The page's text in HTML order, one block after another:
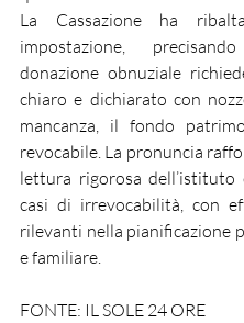
La Cassazione ha
impostazione,
donazione obnuziale
chiaro e dichiarato con
mancanza, il fondo
revocabile. La pronuncia
lettura rigorosa
casi di irrevocabilità, con
rilevanti nella pianificazione
e familiare.
FONTE: IL SOLE 24 ORE